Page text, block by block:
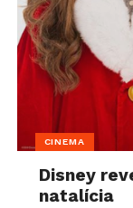
CINEMA
Disney
natalícia